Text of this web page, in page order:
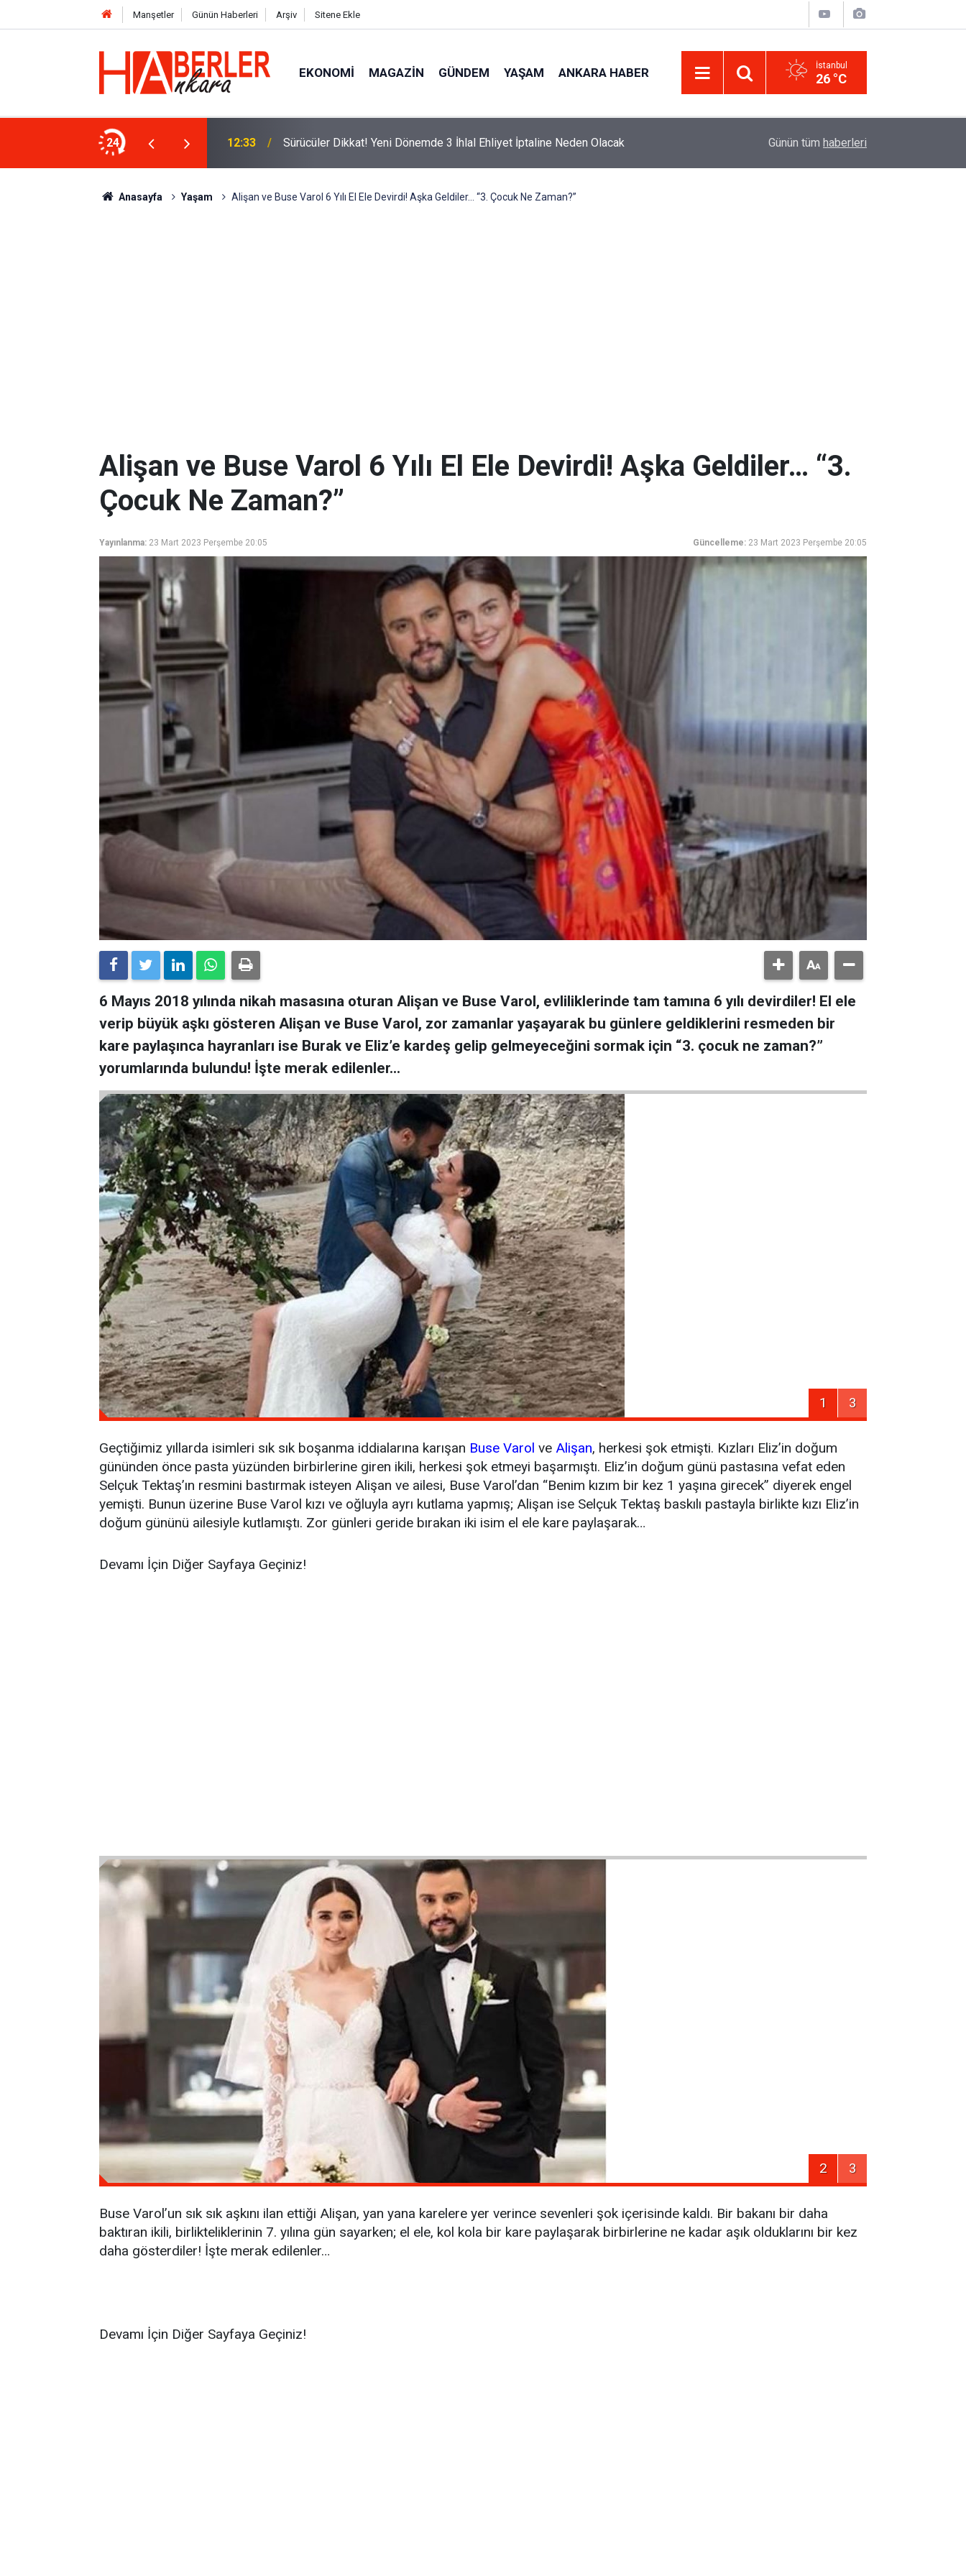
Manşetler Günün Haberleri Arşiv Sitene Ekle
EKONOMI MAGAZIN GÜNDEM YAŞAM ANKARA HABER İstanbul
26 °C
24
2026! Bayram Primi, Erzak Yardımı ve
12:33 Sürücüler Dikkat! Yeni Dönemde 3 İhlal Ehliyet İptaline Neden Olacak
Uzadı, Ödeme Kuralları Değişti
Günün tüm haberleri
Anasayfa Yaşam Alişan ve Buse Varol 6 Yılı El Ele Devirdi! Aşka Geldiler… “3. Çocuk Ne Zaman?”
Alişan ve Buse Varol 6 Yılı El Ele Devirdi! Aşka Geldiler… “3.
Çocuk Ne Zaman?”
Yayınlanma: 23 Mart 2023 Perşembe 20:05 Güncelleme: 23 Mart 2023 Perşembe 20:05
6 Mayıs 2018 yılında nikah masasına oturan Alişan ve Buse Varol, evliliklerinde tam tamına 6 yılı devirdiler! El ele
verip büyük aşkı gösteren Alişan ve Buse Varol, zor zamanlar yaşayarak bu günlere geldiklerini resmeden bir
kare paylaşınca hayranları ise Burak ve Eliz’e kardeş gelip gelmeyeceğini sormak için “3. çocuk ne zaman?”
yorumlarında bulundu! İşte merak edilenler…
1 3
Geçtiğimiz yıllarda isimleri sık sık boşanma iddialarına karışan Buse Varol ve Alişan, herkesi şok etmişti. Kızları Eliz’in doğum
gününden önce pasta yüzünden birbirlerine giren ikili, herkesi şok etmeyi başarmıştı. Eliz’in doğum günü pastasına vefat eden
Selçuk Tektaş’ın resmini bastırmak isteyen Alişan ve ailesi, Buse Varol’dan “Benim kızım bir kez 1 yaşına girecek” diyerek engel
yemişti. Bunun üzerine Buse Varol kızı ve oğluyla ayrı kutlama yapmış; Alişan ise Selçuk Tektaş baskılı pastayla birlikte kızı Eliz’in
doğum gününü ailesiyle kutlamıştı. Zor günleri geride bırakan iki isim el ele kare paylaşarak…
Devamı İçin Diğer Sayfaya Geçiniz!
2 3
Buse Varol’un sık sık aşkını ilan ettiği Alişan, yan yana karelere yer verince sevenleri şok içerisinde kaldı. Bir bakanı bir daha
baktıran ikili, birlikteliklerinin 7. yılına gün sayarken; el ele, kol kola bir kare paylaşarak birbirlerine ne kadar aşık olduklarını bir kez
daha gösterdiler! İşte merak edilenler…
Devamı İçin Diğer Sayfaya Geçiniz!